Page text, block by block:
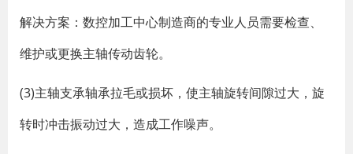
解决方案：数控加工中心制造商的专业人员需要检查、
维护或更换主轴传动齿轮。
(3)主轴支承轴承拉毛或损坏，使主轴旋转间隙过大，旋
转时冲击振动过大，造成工作噪声。